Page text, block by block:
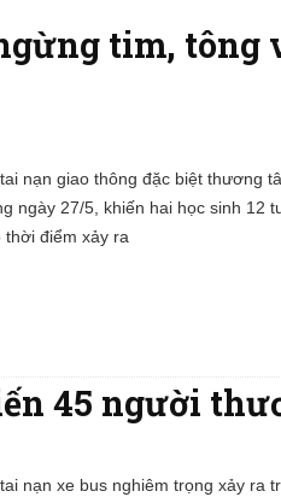
tim, tông
nạn giao thông đặc biệt thương
ngày 27/5, khiến hai học sinh 12
thời điểm xảy ra
45 người
nạn xe bus nghiêm trọng xảy ra